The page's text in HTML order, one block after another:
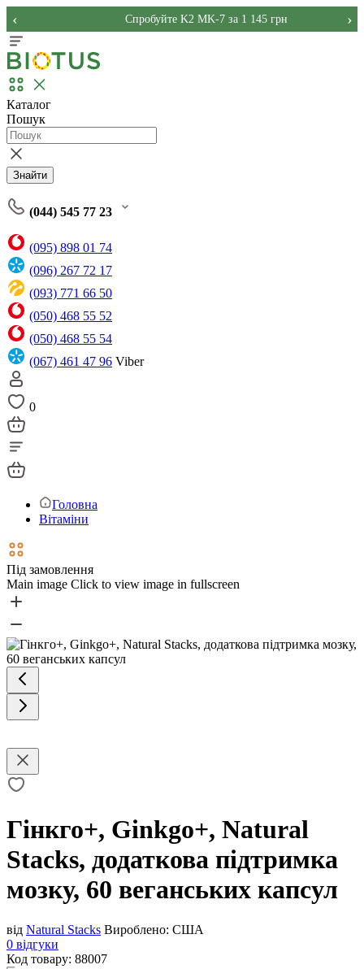
Спробуйте K2 MK-7 за 1 145 грн
‹ ›
Каталог
Пошук
Знайти
(044) 545 77 23
(095) 898 01 74
(096) 267 72 17
(093) 771 66 50
(050) 468 55 52
(050) 468 55 54
(067) 461 47 96 Viber
0
Головна
Вітаміни
Під замовлення
Main image Click to view image in fullscreen
Гінкго+, Ginkgo+, Natural
Stacks, додаткова підтримка
мозку, 60 веганських капсул
від Natural Stacks Вироблено: США
0 відгуки
Код товару: 88007